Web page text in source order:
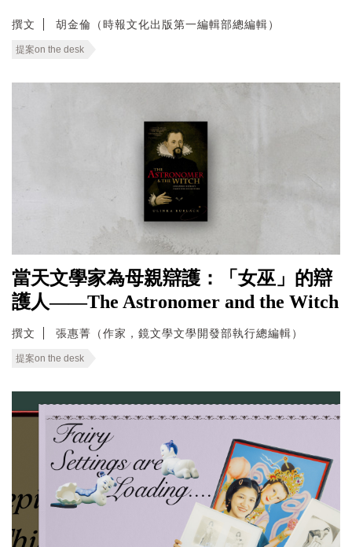
撰文 胡金倫（時報文化出版第一編輯部總編輯）
提案on the desk
當天文學家為母親辯護：「女巫」的辯
護人——The Astronomer and the Witch
撰文 張惠菁（作家，鏡文學文學開發部執行總編輯）
提案on the desk